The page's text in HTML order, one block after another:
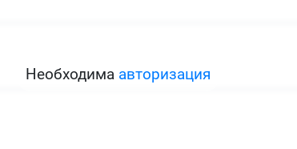
Необходима авторизация